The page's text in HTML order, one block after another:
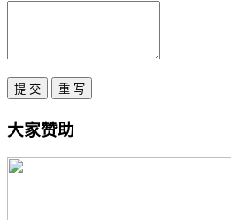
大家赞助